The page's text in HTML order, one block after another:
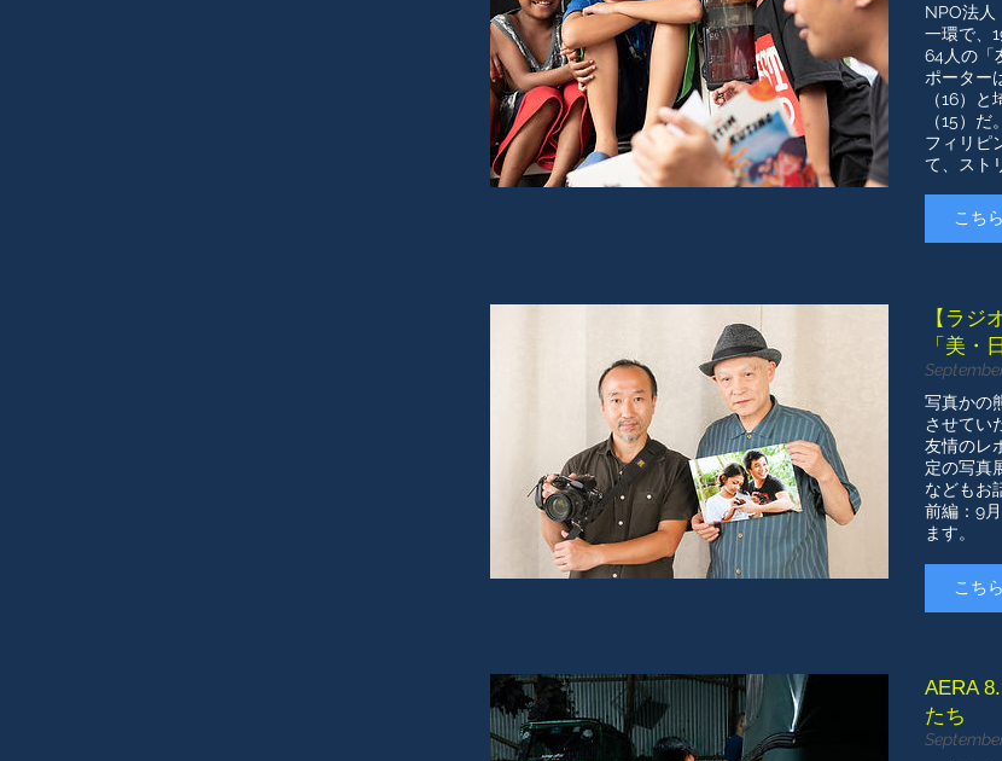
NPO法人
一環で、
64人の「
ポーター
（16）
（15）だ。
フィリピ
て、スト
こち
【ラ
「美・
写真かの
させてい
友情のレ
定の写真
などもお
前編：9
ます。
こち
AERA
たち